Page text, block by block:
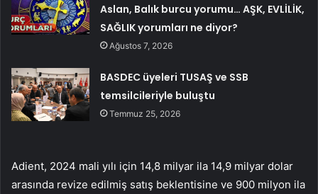
Aslan, Balık burcu yorumu… AŞK, EVLİLİK,
SAĞLIK yorumları ne diyor?
Ağustos 7, 2026
BASDEC üyeleri TUSAŞ ve SSB
temsilcileriyle buluştu
Temmuz 25, 2026
Adient, 2024 mali yılı için 14,8 milyar ila 14,9 milyar dolar
arasında revize edilmiş satış beklentisine ve 900 milyon ila